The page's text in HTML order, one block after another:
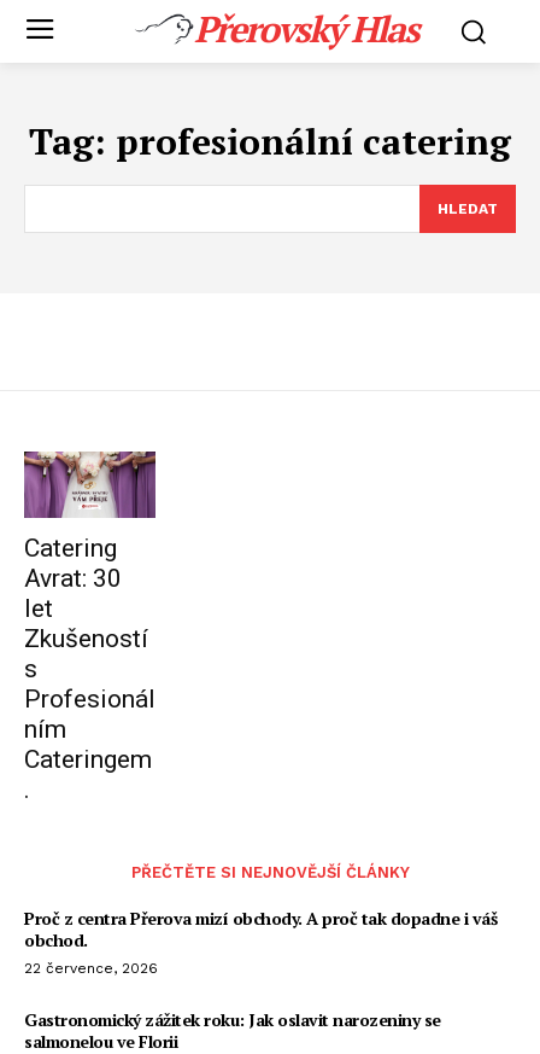
Přerovský Hlas
Tag: profesionální catering
HLEDAT
Catering
Avrat: 30
let
Zkušeností
s
Profesionál
ním
Cateringem
.
PŘEČTĚTE SI NEJNOVĚJŠÍ ČLÁNKY
Proč z centra Přerova mizí obchody. A proč tak dopadne i váš
obchod.
22 července, 2026
Gastronomický zážitek roku: Jak oslavit narozeniny se
salmonelou ve Florii